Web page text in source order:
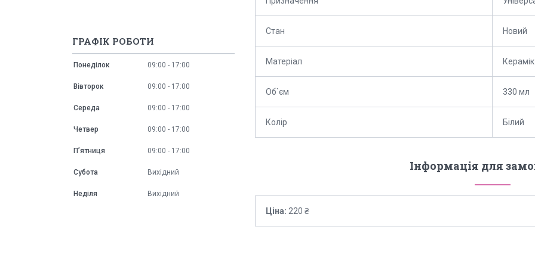
Стан Новий
Матеріал
Об`єм 330 мл
Колір Білий
Інформація для
Ціна: 220 ₴
ГРАФІК РОБОТИ
Понеділок 09:00 17:00
Вівторок 09:00 17:00
Середа 09:00 17:00
Четвер 09:00 17:00
Пʼятниця 09:00 17:00
Субота Вихідний
Неділя Вихідний